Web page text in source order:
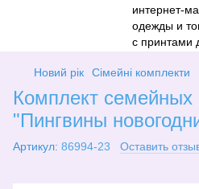
Новий рік Сімейні комплекти
Комплект семейных
"Пингвины
Артикул: 86994-23 Оставить